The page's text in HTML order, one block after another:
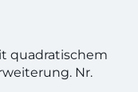
quadratischem
Nr.